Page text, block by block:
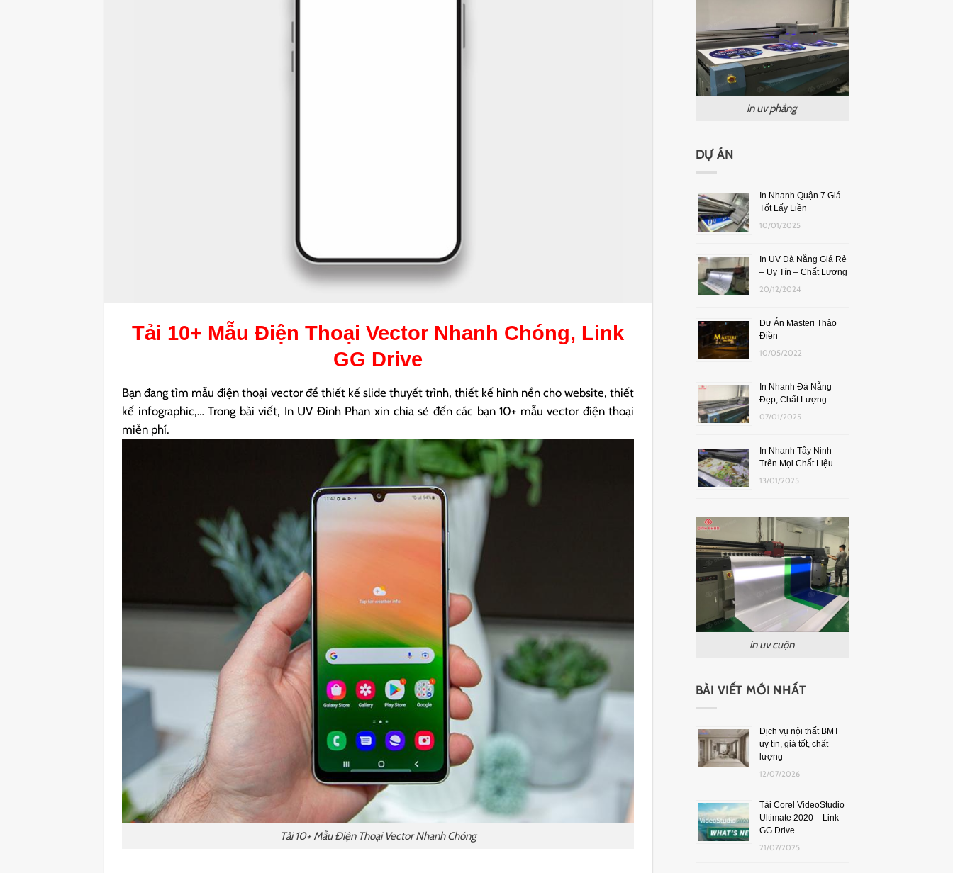
Tải 10+ MẫuĐiện Thoại Vector Nhanh Chóng, Link
GG Drive
Bạn đang tìm mẫu điện thoại vector để thiết kế slide thuyết trình, thiết kế hình nền cho website, thiết
kế infographic,… Trong bài viết, In UV Đinh Phan xin chia sẻ đến các bạn 10+ mẫu vector điện thoại
miễn phí.
Tải 10+ Mẫu Điện Thoại Vector Nhanh Chóng
in uv phẳng
DỰ ÁN
In Nhanh Quận 7 Giá
Tốt Lấy Liền
10/01/2025
In UV Đà Nẵng Giá Rẻ
– Uy Tín – Chất Lượng
20/12/2024
Dự Án Masteri Thảo
Điền
10/05/2022
In Nhanh Đà Nẵng
Đẹp, Chất Lượng
07/01/2025
In Nhanh Tây Ninh
Trên Mọi Chất Liệu
13/01/2025
in uv cuộn
BÀI VIẾT MỚI NHẤT
Dịch vụ nội thất BMT
uy tín, giá tốt, chất
lượng
12/07/2026
Tải Corel VideoStudio
Ultimate 2020 – Link
GG Drive
21/07/2025